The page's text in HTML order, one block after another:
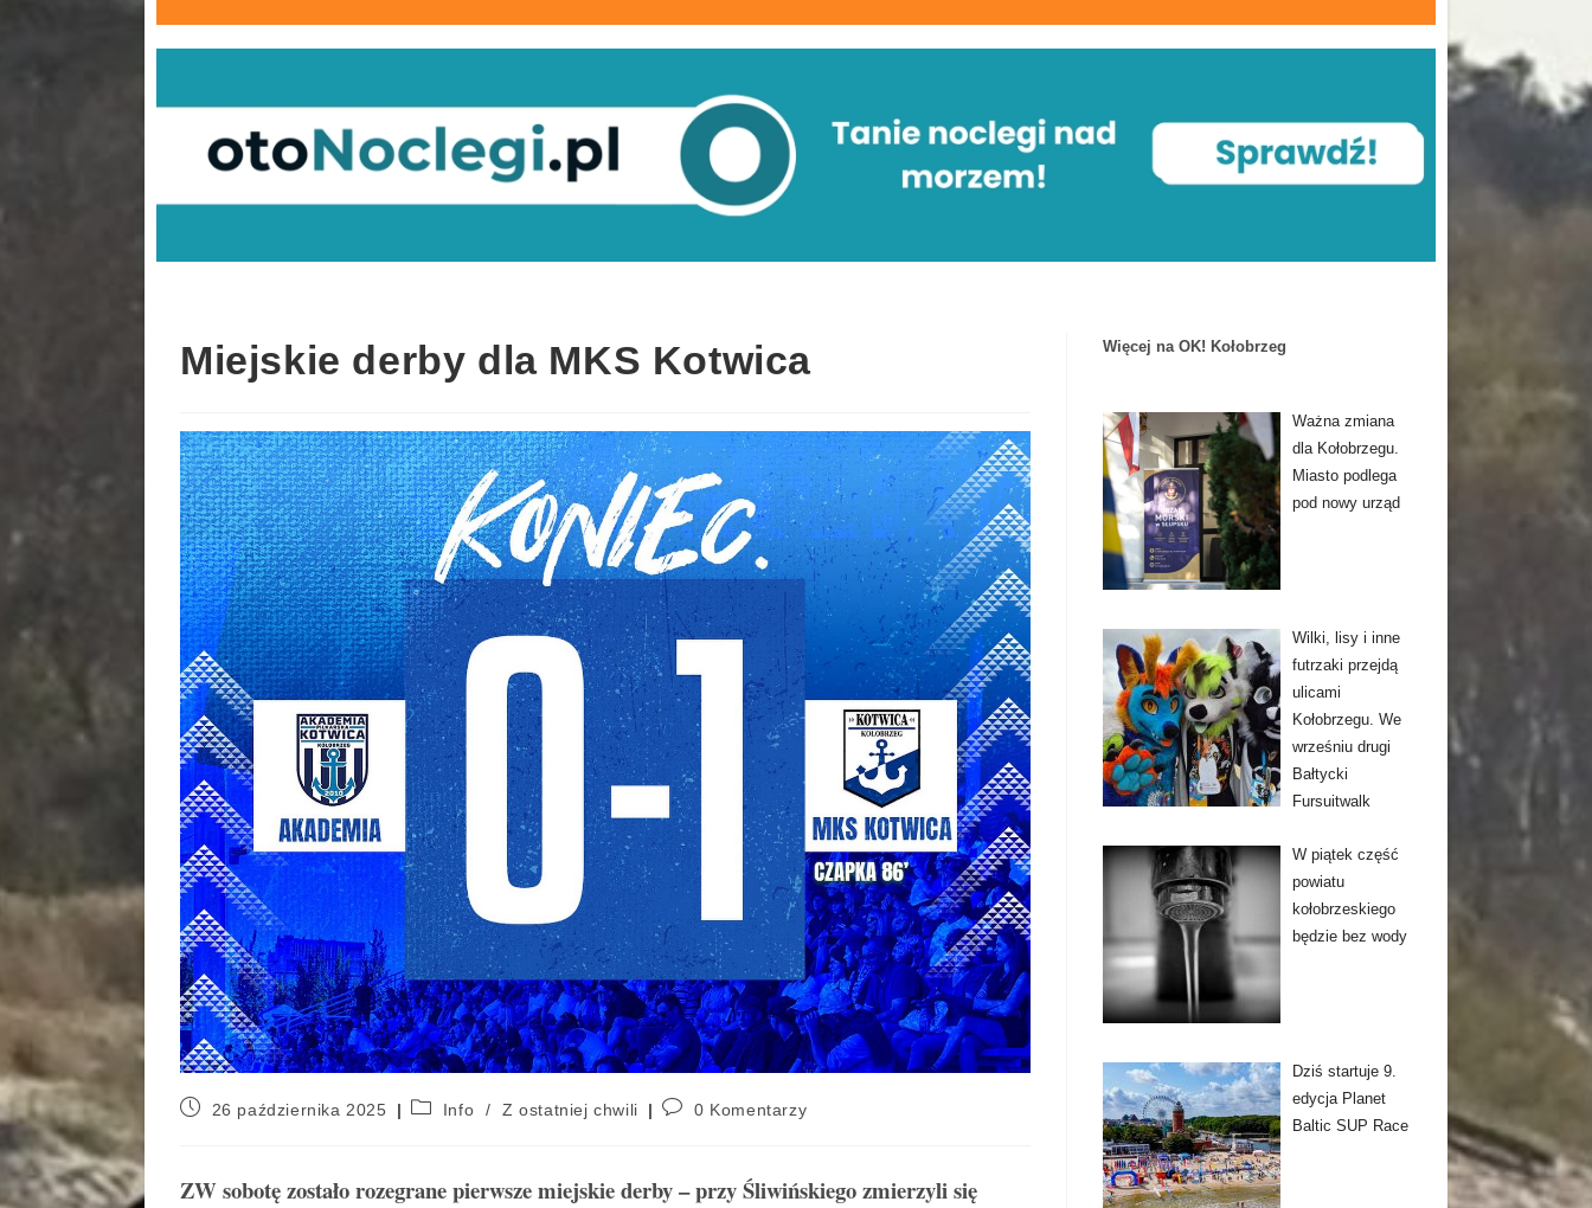
Miejskie derby dla MKS Kotwica
26 października 2025 Info / Z ostatniej chwili 0 Komentarzy
ZW sobotę zostało rozegrane pierwsze miejskie derby – przy Śliwińskiego zmierzyli się
Więcej na OK! Kołobrzeg
Ważna zmiana
dla Kołobrzegu.
Miasto podlega
pod nowy urząd
Wilki, lisy i inne
futrzaki przejdą
ulicami
Kołobrzegu. We
wrześniu drugi
Bałtycki
Fursuitwalk
W piątek część
powiatu
kołobrzeskiego
będzie bez wody
Dziś startuje 9.
edycja Planet
Baltic SUP Race